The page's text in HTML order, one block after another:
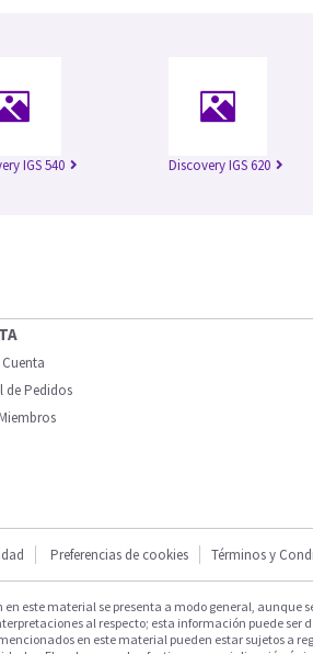
IGS 540 Discovery IGS 620
de Pedidos
Preferencias de cookies Términos y
en este material se presenta a modo general, aunque
al respecto; esta información puede ser
en este material pueden estar sujetos a